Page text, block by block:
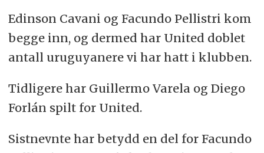
Edinson Cavani og Facundo Pellistri kom
begge inn, og dermed har United doblet
antall uruguyanere vi har hatt i klubben.
Tidligere har Guillermo Varela og Diego
Forlán spilt for United.
Sistnevnte har betydd en del for Facundo